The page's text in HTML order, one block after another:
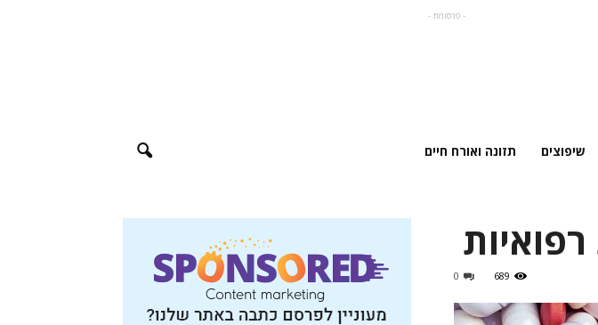
- פרסומת -
שיפוצים תזונה ואורח חיים
0 689